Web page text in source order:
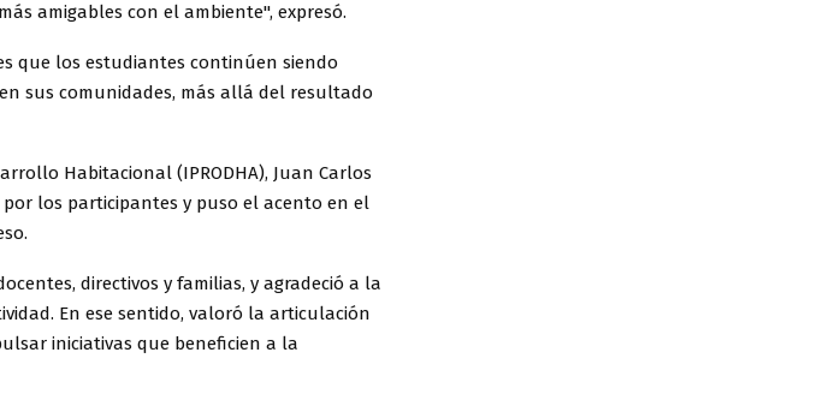
amigables con el ambiente", expresó.
que los estudiantes continúen siendo
sus comunidades, más allá del resultado
Habitacional (IPRODHA), Juan Carlos
los participantes y puso el acento en el
directivos y familias, y agradeció a la
En ese sentido, valoró la articulación
iniciativas que beneficien a la